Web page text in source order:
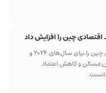
چین را افزایش داد
بانک جهانی پیش‌بینی رشد اقتصادی چین را برای سال‌های ۲۰۲۴ و
مسکن و کاهش اعتماد